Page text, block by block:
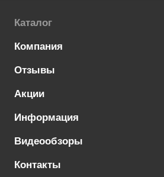
Каталог
Компания
Отзывы
Акции
Информация
Видеообзоры
Контакты